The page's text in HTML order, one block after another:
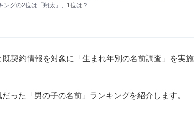
ングの2位は「翔太」、1位は？
契約情報を対象に「生まれ年別の名前調査」を実施
った「男の子の名前」ランキングを紹介します。